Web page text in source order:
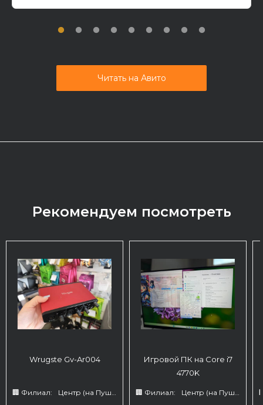
Читать на Авито
Рекомендуем посмотреть
Wrugste Gv-Ar004
🏢 Филиал: Центр (на Пушкина 66)
Игровой ПК на Core i7
4770K
🏢 Филиал: Центр (на Пушкина 66)